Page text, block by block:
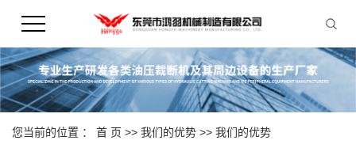
您当前的位置 ： 首 页 >> 我们的优势 >> 我们的优势